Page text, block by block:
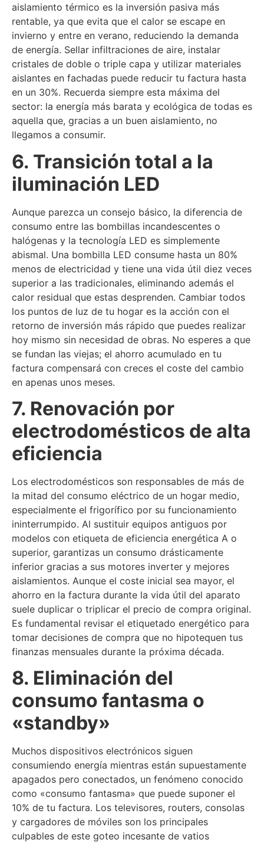
aislamiento térmico es la inversión pasiva más
rentable, ya que evita que el calor se escape en
invierno y entre en verano, reduciendo la demanda
de energía. Sellar infiltraciones de aire, instalar
cristales de doble o triple capa y utilizar materiales
aislantes en fachadas puede reducir tu factura hasta
en un 30%. Recuerda siempre esta máxima del
sector: la energía más barata y ecológica de todas es
aquella que, gracias a un buen aislamiento, no
llegamos a consumir.
6. Transición total a la
iluminación LED
Aunque parezca un consejo básico, la diferencia de
consumo entre las bombillas incandescentes o
halógenas y la tecnología LED es simplemente
abismal. Una bombilla LED consume hasta un 80%
menos de electricidad y tiene una vida útil diez veces
superior a las tradicionales, eliminando además el
calor residual que estas desprenden. Cambiar todos
los puntos de luz de tu hogar es la acción con el
retorno de inversión más rápido que puedes realizar
hoy mismo sin necesidad de obras. No esperes a que
se fundan las viejas; el ahorro acumulado en tu
factura compensará con creces el coste del cambio
en apenas unos meses.
7. Renovación por
electrodomésticos de alta
eficiencia
Los electrodomésticos son responsables de más de
la mitad del consumo eléctrico de un hogar medio,
especialmente el frigorífico por su funcionamiento
ininterrumpido. Al sustituir equipos antiguos por
modelos con etiqueta de eficiencia energética A o
superior, garantizas un consumo drásticamente
inferior gracias a sus motores inverter y mejores
aislamientos. Aunque el coste inicial sea mayor, el
ahorro en la factura durante la vida útil del aparato
suele duplicar o triplicar el precio de compra original.
Es fundamental revisar el etiquetado energético para
tomar decisiones de compra que no hipotequen tus
finanzas mensuales durante la próxima década.
8. Eliminación del
consumo fantasma o
«standby»
Muchos dispositivos electrónicos siguen
consumiendo energía mientras están supuestamente
apagados pero conectados, un fenómeno conocido
como «consumo fantasma» que puede suponer el
10% de tu factura. Los televisores, routers, consolas
y cargadores de móviles son los principales
culpables de este goteo incesante de vatios